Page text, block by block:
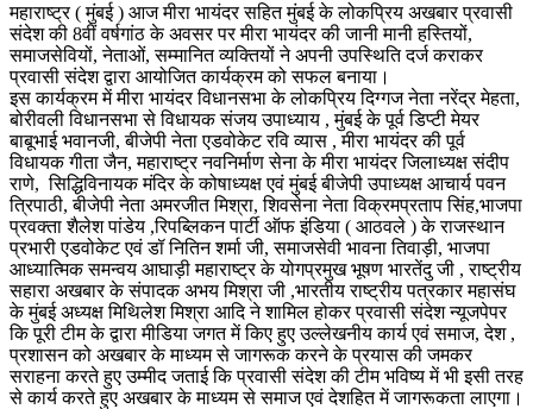
महाराष्ट्र ( मुंबई ) आज मीरा भायंदर सहित मुंबई के लोकप्रिय अखबार प्रवासी
संदेश की 8वीं वर्षगांठ के अवसर पर मीरा भायंदर की जानी मानी हस्तियों,
समाजसेवियों, नेताओं, सम्मानित व्यक्तियों ने अपनी उपस्थिति दर्ज कराकर
प्रवासी संदेश द्वारा आयोजित कार्यक्रम को सफल बनाया।
इस कार्यक्रम में मीरा भायंदर विधानसभा के लोकप्रिय दिग्गज नेता नरेंद्र मेहता,
बोरीवली विधानसभा से विधायक संजय उपाध्याय , मुंबई के पूर्व डिप्टी मेयर
बाबूभाई भवानजी, बीजेपी नेता एडवोकेट रवि व्यास , मीरा भायंदर की पूर्व
विधायक गीता जैन, महाराष्ट्र नवनिर्माण सेना के मीरा भायंदर जिलाध्यक्ष संदीप
राणे, सिद्धिविनायक मंदिर के कोषाध्यक्ष एवं मुंबई बीजेपी उपाध्यक्ष आचार्य पवन
त्रिपाठी, बीजेपी नेता अमरजीत मिश्रा, शिवसेना नेता विक्रमप्रताप सिंह,भाजपा
प्रवक्ता शैलेश पांडेय ,रिपब्लिकन पार्टी ऑफ इंडिया ( आठवले ) के राजस्थान
प्रभारी एडवोकेट एवं डॉ नितिन शर्मा जी, समाजसेवी भावना तिवाड़ी, भाजपा
आध्यात्मिक समन्वय आघाड़ी महाराष्ट्र के योगप्रमुख भूषण भारतेंदु जी , राष्ट्रीय
सहारा अखबार के संपादक अभय मिश्रा जी ,भारतीय राष्ट्रीय पत्रकार महासंघ
के मुंबई अध्यक्ष मिथिलेश मिश्रा आदि ने शामिल होकर प्रवासी संदेश न्यूजपेपर
कि पूरी टीम के द्वारा मीडिया जगत में किए हुए उल्लेखनीय कार्य एवं समाज, देश ,
प्रशासन को अखबार के माध्यम से जागरूक करने के प्रयास की जमकर
सराहना करते हुए उम्मीद जताई कि प्रवासी संदेश की टीम भविष्य में भी इसी तरह
से कार्य करते हुए अखबार के माध्यम से समाज एवं देशहित में जागरूकता लाएगा।